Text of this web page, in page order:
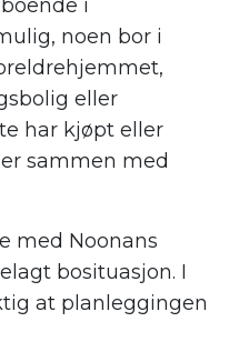
i
noen bor i
eller
har kjøpt eller
sammen med
med Noonans
bosituasjon. I
at planleggingen